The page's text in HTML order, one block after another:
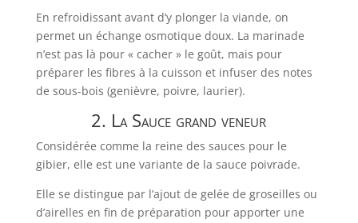
En refroidissant avant d’y plonger la viande, on
permet un échange osmotique doux. La marinade
n’est pas là pour « cacher » le goût, mais pour
préparer les fibres à la cuisson et infuser des notes
de sous-bois (genièvre, poivre, laurier).
2. La Sauce grand veneur
Considérée comme la reine des sauces pour le
gibier, elle est une variante de la sauce poivrade.
Elle se distingue par l’ajout de gelée de groseilles ou
d’airelles en fin de préparation pour apporter une